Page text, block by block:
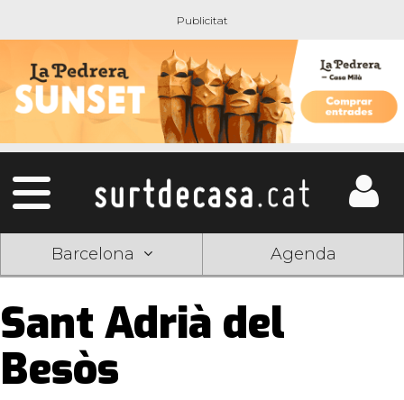
Barcelona Agenda
Sant Adrià del
Besòs